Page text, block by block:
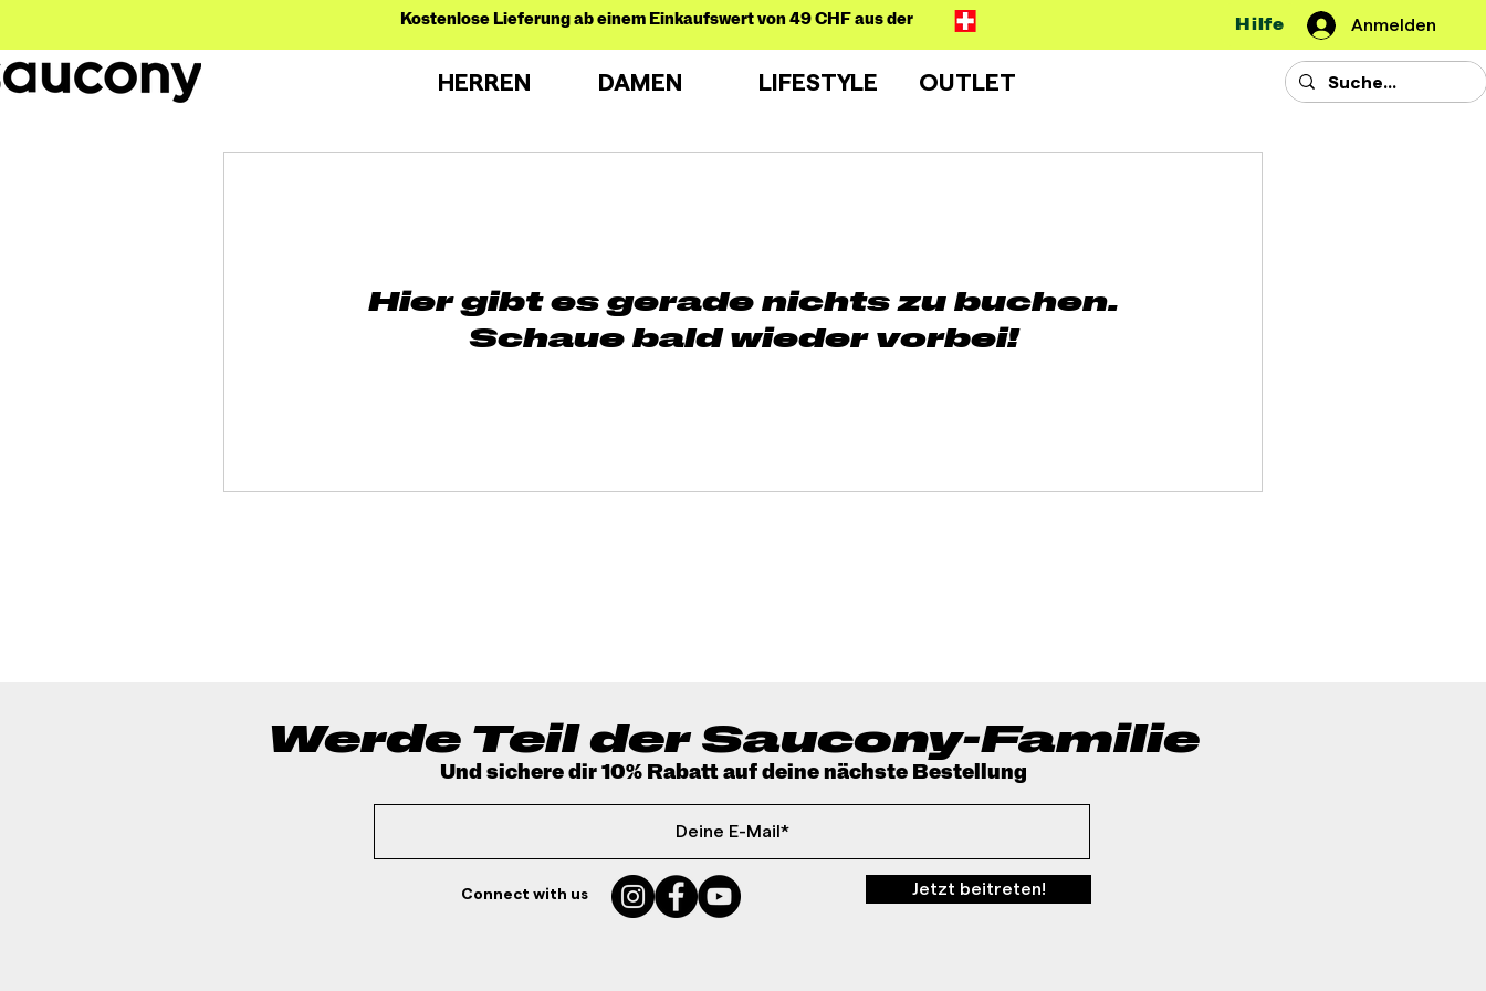
Kostenlose Lieferung ab einem Einkaufswert von 49 CHF aus der Hilfe Anmelden
HERREN DAMEN LIFESTYLE OUTLET
Hier gibt es gerade nichts zu buchen.
Schaue bald wieder vorbei!
Werde Teil der Saucony-Familie
Und sichere dir 10% Rabatt auf deine nächste Bestellung
Connect with us Jetzt beitreten!